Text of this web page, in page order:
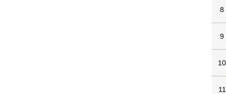
8
9
10
11